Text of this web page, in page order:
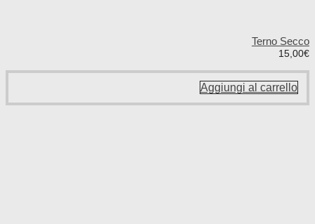
Terno Secco
15,00€
Aggiungi al carrello